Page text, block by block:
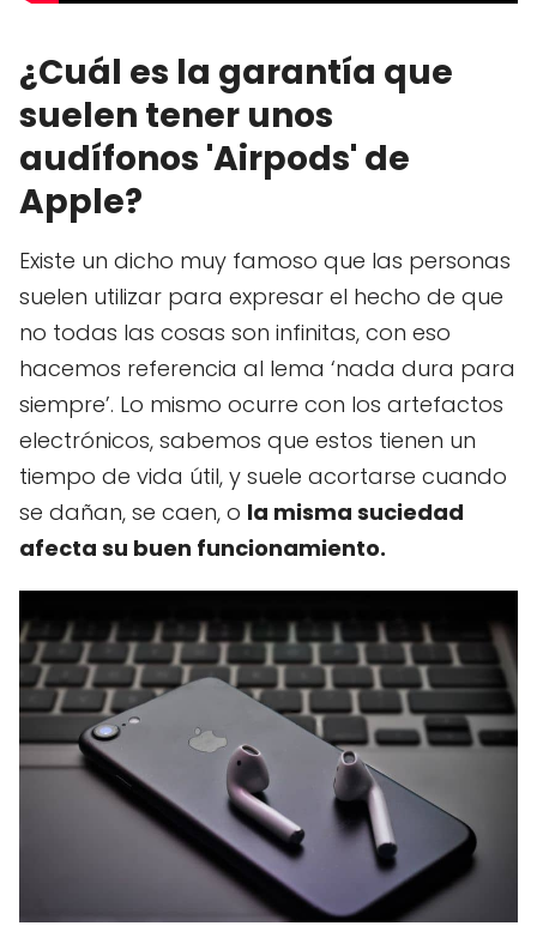
¿Cuál es la garantía que
suelen tener unos
audífonos 'Airpods' de
Apple?
Existe un dicho muy famoso que las personas
suelen utilizar para expresar el hecho de que
no todas las cosas son infinitas, con eso
hacemos referencia al lema ‘nada dura para
siempre’. Lo mismo ocurre con los artefactos
electrónicos, sabemos que estos tienen un
tiempo de vida útil, y suele acortarse cuando
se dañan, se caen, o la misma suciedad
afecta su buen funcionamiento.